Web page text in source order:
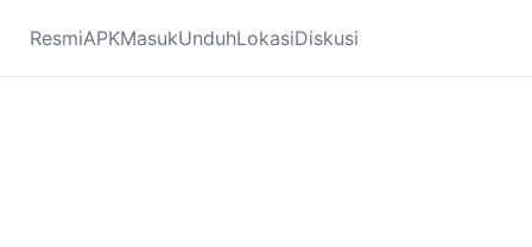
ResmiAPKMasukUnduhLokasiDiskusi